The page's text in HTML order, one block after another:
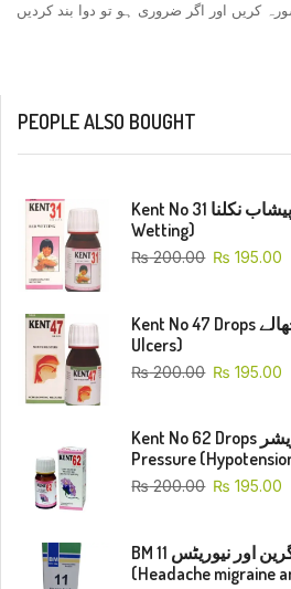
کریں اور اگر ضروری ہو تو دوا بند کردیں
PEOPLE ALSO BOUGHT
Kent No 31 بستر میں پیشاب نکلنا (Bed
Wetting)
₨200.00 ₨ 195.00
Kent No 47 Drops منہ کے چھالے (Mouth
Ulcers)
₨200.00 ₨ 195.00
Kent No 62 Drops کم بلڈ پریشر Low Blood
Pressure
₨200.00 ₨ 195.00
BM 11 سر درد مائیگرین اور نیوریٹس
(Headache migraine